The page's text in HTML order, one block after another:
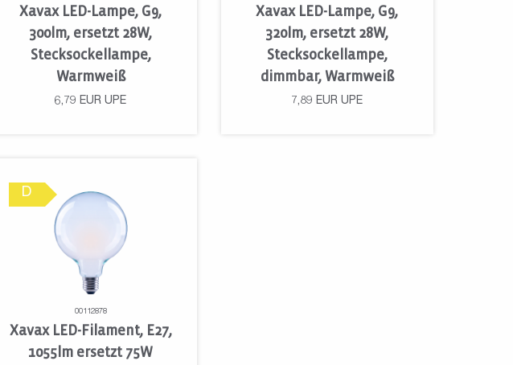
Xavax LED-Lampe, G9,
300lm, ersetzt 28W,
Stecksockellampe,
Warmweiß
6,79 EUR UPE
Xavax LED-Lampe, G9,
320lm, ersetzt 28W,
Stecksockellampe,
dimmbar, Warmweiß
7,89 EUR UPE
D
00112878
Xavax LED-Filament, E27,
1055lm ersetzt 75W